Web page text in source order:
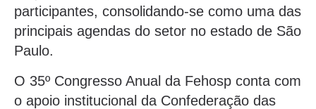
participantes, consolidando-se como uma das
principais agendas do setor no estado de São
Paulo.
O 35º Congresso Anual da Fehosp conta com
o apoio institucional da Confederação das